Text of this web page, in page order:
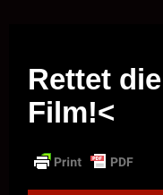
Rettet
Film!<